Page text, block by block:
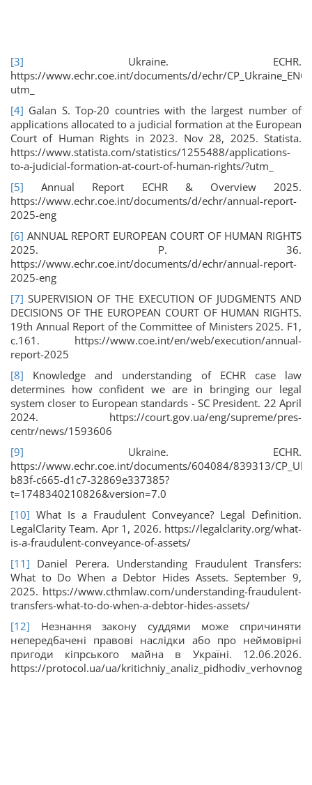
[3] Ukraine. ECHR.
https://www.echr.coe.int/documents/d/echr/CP_Ukraine_ENG?
utm_
[4] Galan S. Top-20 countries with the largest number of
applications allocated to a judicial formation at the European
Court of Human Rights in 2023. Nov 28, 2025. Statista.
https://www.statista.com/statistics/1255488/applications-
to-a-judicial-formation-at-court-of-human-rights/?utm_
[5] Annual Report ECHR & Overview 2025.
https://www.echr.coe.int/documents/d/echr/annual-report-
2025-eng
[6] ANNUAL REPORT EUROPEAN COURT OF HUMAN RIGHTS
2025. P. 36.
https://www.echr.coe.int/documents/d/echr/annual-report-
2025-eng
[7] SUPERVISION OF THE EXECUTION OF JUDGMENTS AND
DECISIONS OF THE EUROPEAN COURT OF HUMAN RIGHTS.
19th Annual Report of the Committee of Ministers 2025. F1,
c.161. https://www.coe.int/en/web/execution/annual-
report-2025
[8] Knowledge and understanding of ECHR case law
determines how confident we are in bringing our legal
system closer to European standards - SC President. 22 April
2024. https://court.gov.ua/eng/supreme/pres-
centr/news/1593606
[9] Ukraine. ECHR.
https://www.echr.coe.int/documents/604084/839313/
b83f-c665-d1c7-32869e337385?
t=1748340210826&version=7.0
[10] What Is a Fraudulent Conveyance? Legal Definition.
LegalClarity Team. Apr 1, 2026. https://legalclarity.org/what-
is-a-fraudulent-conveyance-of-assets/
[11] Daniel Perera. Understanding Fraudulent Transfers:
What to Do When a Debtor Hides Assets. September 9,
2025. https://www.cthmlaw.com/understanding-fraudulent-
transfers-what-to-do-when-a-debtor-hides-assets/
[12] Незнання закону суддями може спричиняти
непередбачені правові наслідки або про неймовірні
пригоди кіпрського майна в Україні. 12.06.2026.
https://protocol.ua/ua/